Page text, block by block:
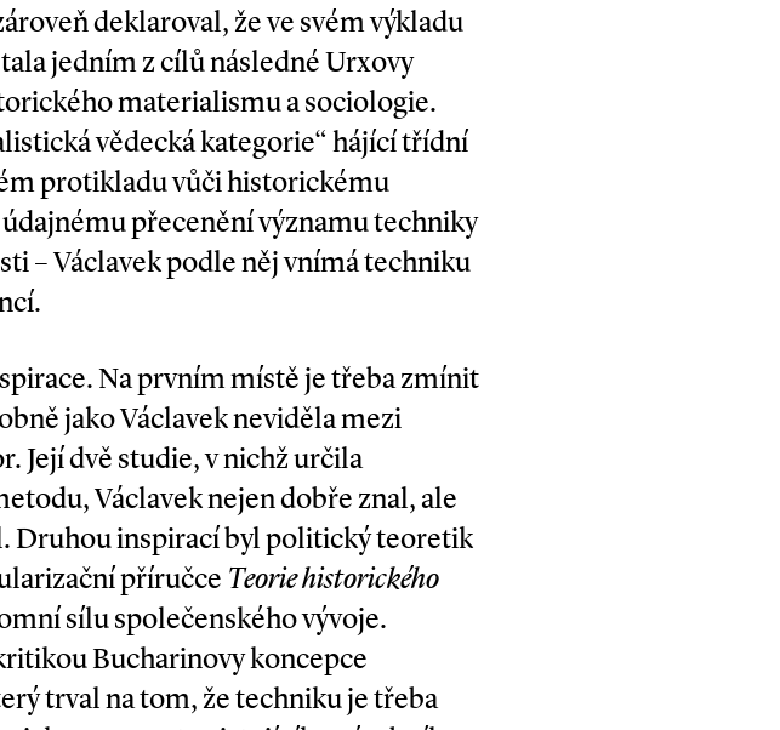
deklaroval, že ve svém výkladu
jedním z cílů následné Urxovy
materialismu a sociologie.
vědecká kategorie“ hájící třídní
protikladu vůči historickému
přecenění významu techniky
– Václavek podle něj vnímá techniku
Na prvním místě je třeba zmínit
jako Václavek neviděla mezi
Její dvě studie, v nichž určila
Václavek nejen dobře znal, ale
Druhou inspirací byl politický teoretik
příručce Teorie historického
sílu společenského vývoje.
Bucharinovy koncepce
trval na tom, že techniku je třeba